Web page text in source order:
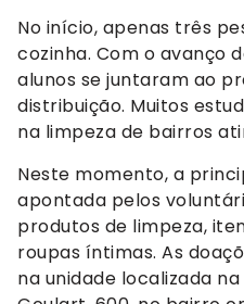
No início, apenas três
cozinha. Com o avanço
alunos se juntaram ao
distribuição. Muitos
na limpeza de bairros
Neste momento, a
apontada pelos
produtos de limpeza,
roupas íntimas. As
na unidade localizada